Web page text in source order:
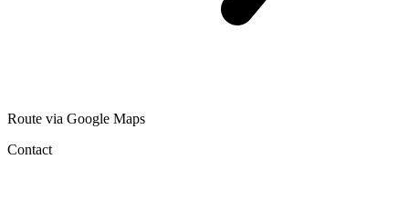
Route via Google Maps
Contact